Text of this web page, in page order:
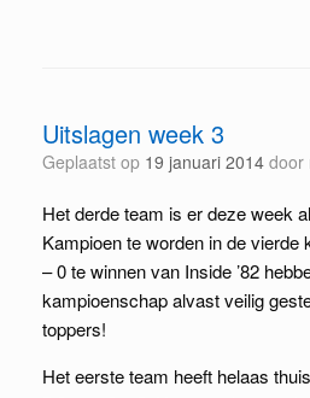
Uitslagen week 3
Geplaatst op 19 januari 2014 door
Het derde team is er deze week
Kampioen te worden in de
– 0 te winnen van Inside ’82
kampioenschap alvast veilig
toppers!
Het eerste team heeft helaas